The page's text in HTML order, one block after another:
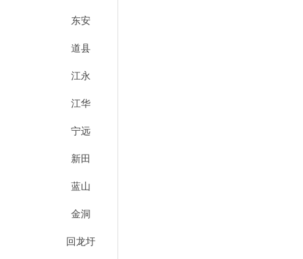
东安
道县
江永
江华
宁远
新田
蓝山
金洞
回龙圩